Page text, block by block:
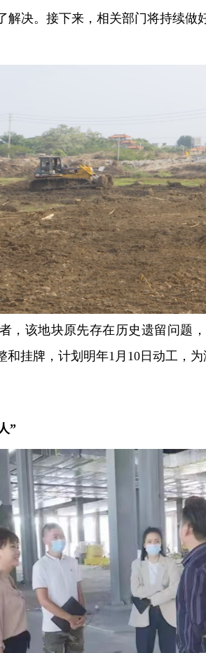
解决。接下来，相关部门将持续做
，该地块原先存在历史遗留问题
挂牌，计划明年1月10日动工，
”